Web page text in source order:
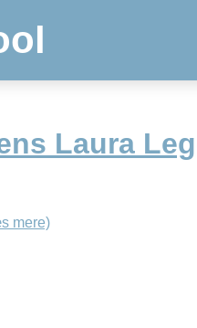
Laura
mere)